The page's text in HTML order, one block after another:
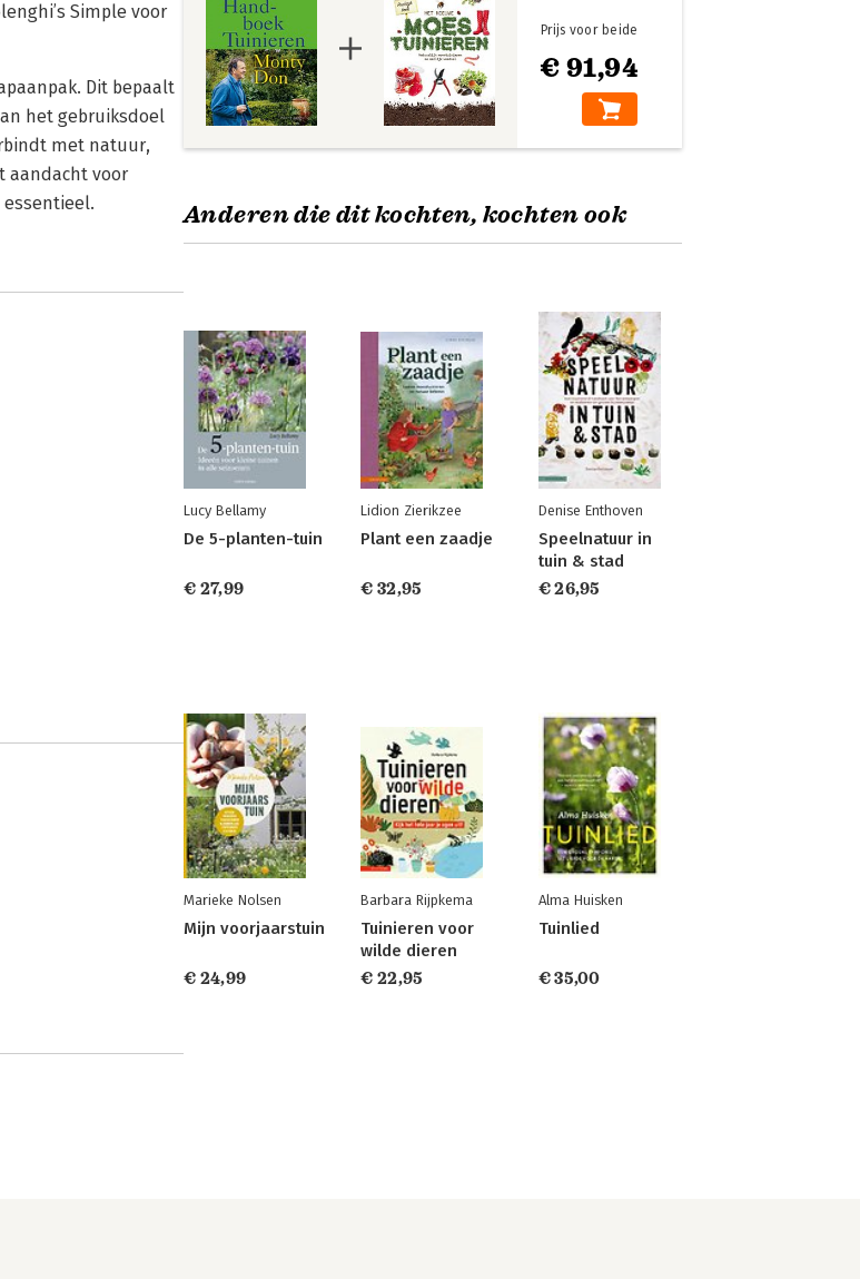
Simple voor
Dit bepaalt
het gebruiksdoel
met natuur,
aandacht voor
€ 91,94
Prijs voor beide
Anderen die dit kochten, kochten ook
Lucy Bellamy
De 5-planten-tuin
€ 27,99
Lidion Zierikzee
Plant een zaadje
€ 32,95
Denise Enthoven
Speelnatuur in
tuin & stad
€ 26,95
Marieke Nolsen
Mijn voorjaarstuin
€ 24,99
Barbara Rijpkema
Tuinieren voor
wilde dieren
€ 22,95
Alma Huisken
Tuinlied
€ 35,00